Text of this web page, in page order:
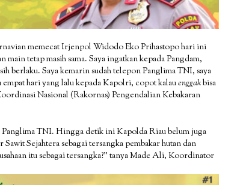
memecat Irjenpol Widodo Eko Prihastopo hari ini
tetap masih sama. Saya ingatkan kepada Pangdam,
berlaku. Saya kemarin sudah telepon Panglima TNI, saya
hari yang lalu kepada Kapolri, copot kalauenggakbisa
Nasional (Rakornas) Pengendalian Kebakaran
TNI. Hingga detik ini Kapolda Riau belum juga
Sejahtera sebagai tersangka pembakar hutan dan
itu sebagai tersangka?” tanya Made Ali, Koordinator